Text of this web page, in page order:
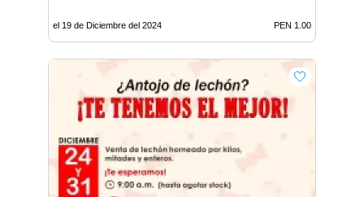
el 19 de Diciembre del 2024 PEN 1.00